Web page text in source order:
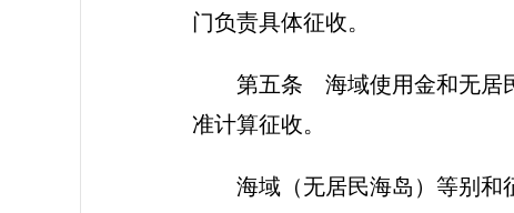
门负责具体征收。
第五条 海域使用金和无居
准计算征收。
海域（无居民海岛）等别和